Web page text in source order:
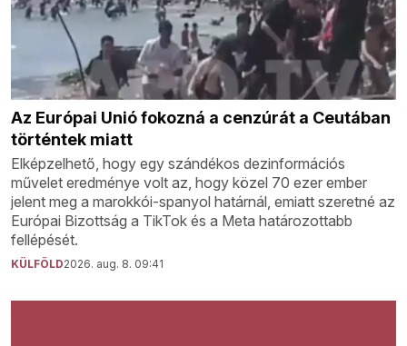
Az Európai Unió fokozná a cenzúrát a Ceutában
történtek miatt
Elképzelhető, hogy egy szándékos dezinformációs
művelet eredménye volt az, hogy közel 70 ezer ember
jelent meg a marokkói-spanyol határnál, emiatt szeretné az
Európai Bizottság a TikTok és a Meta határozottabb
fellépését.
KÜLFÖLD2026. aug. 8. 09:41